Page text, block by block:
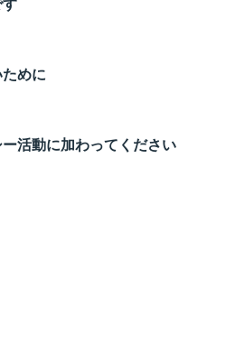
す
めに
活動に加わってください